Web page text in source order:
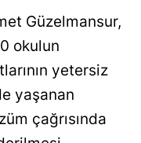
Güzelmansur,
okulun
yetersiz
yaşanan
çağrısında